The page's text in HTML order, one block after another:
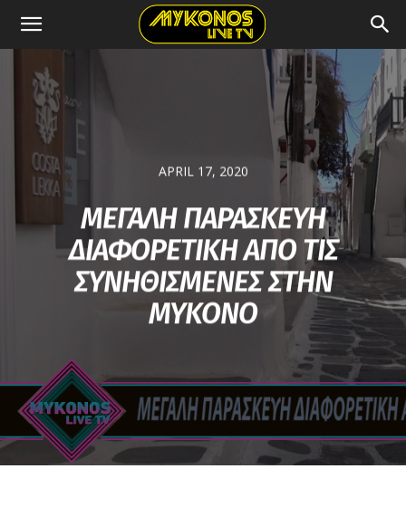
APRIL 17, 2020
ΜΕΓΑΛΗ ΠΑΡΑΣΚΕΥΗ
ΔΙΑΦΟΡΕΤΙΚΗ ΑΠΟ ΤΙΣ
ΣΥΝΗΘΙΣΜΕΝΕΣ ΣΤΗΝ
ΜΥΚΟΝΟ